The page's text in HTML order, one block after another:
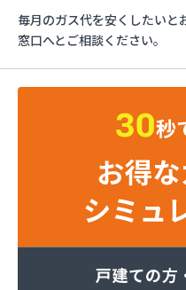
益田屋プロパン有限会
横川食販株式会社 一里
横川食販株式会社一里
河原実業株式会社 藤
株式会社JAエルサポ
株式会社JAエルサポ
株式会社JAエルサポ
株式会社JAエルサポ
毎月のガス代を安くしたい
窓口へとご相談ください。